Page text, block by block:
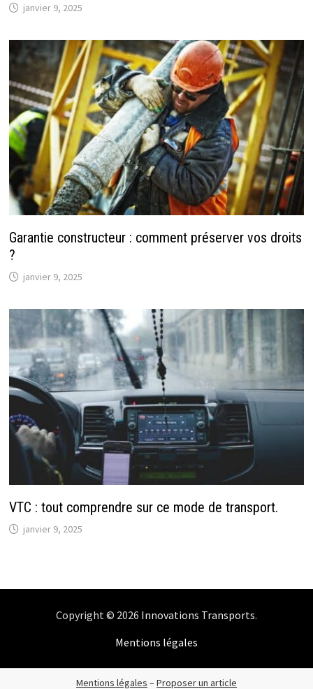
janvier 9, 2025
Garantie constructeur : comment préserver vos droits
?
janvier 9, 2025
VTC : tout comprendre sur ce mode de transport.
janvier 9, 2025
Copyright © 2026 Innovations Transports.
Mentions légales
Mentions légales –Proposer un article